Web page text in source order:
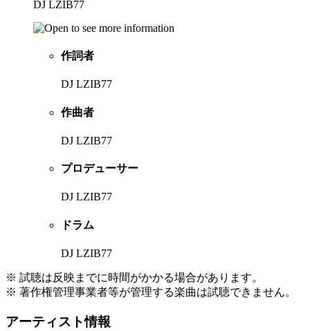
DJ LZIB77
作詞者
DJ LZIB77
作曲者
DJ LZIB77
プロデューサー
DJ LZIB77
ドラム
DJ LZIB77
※ 試聴は反映までに時間がかかる場合があります。
※ 著作権管理事業者等が管理する楽曲は試聴できません。
アーティスト情報